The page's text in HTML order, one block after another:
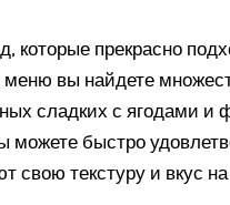
прекрасно
вы найдете
сладких с ягодами и
можете быстро
свою текстуру и вкус